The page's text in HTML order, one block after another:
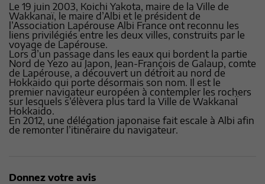
Le 19 juin 2003, Koichi Yakota, maire de la Ville de
Wakkanaï, le maire d’Albi et le président de
l’Association Lapérouse Albi France ont reconnu les
liens privilégiés entre les deux villes, construits par le
voyage de Lapérouse.
Lors d’un passage dans les eaux qui bordent la partie
Nord de Yezo au Japon, Jean-François de Galaup, comte
de Lapérouse, a découvert un détroit au nord de
Hokkaido qui porte désormais son nom. Il est le
premier navigateur européen à contempler les rochers
sur lesquels s’élèvera plus tard la Ville de WakkanaÏ
Hokkaido.
En 2012, une délégation japonaise fait escale à Albi afin
de remonter l’itinéraire du navigateur.
Donnez votre avis